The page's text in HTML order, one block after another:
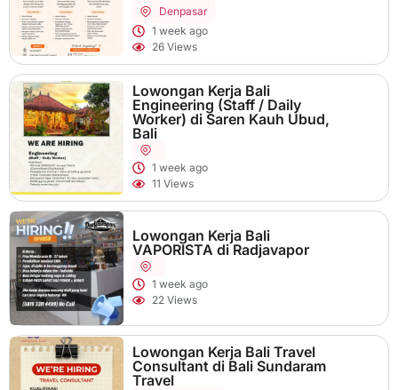
Denpasar
1 week ago
26 Views
Lowongan Kerja Bali
Engineering (Staff / Daily
Worker) di Saren Kauh Ubud,
Bali
1 week ago
11 Views
Lowongan Kerja Bali
VAPORISTA di Radjavapor
1 week ago
22 Views
Lowongan Kerja Bali Travel
Consultant di Bali Sundaram
Travel